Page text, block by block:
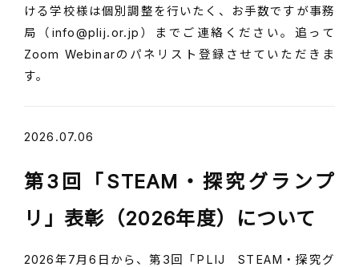
ける学校様は個別調整を行いたく、お手数ですが事務
局（info@plij.or.jp）までご連絡ください。追って
Zoom Webinarのパネリスト登録させていただきま
す。
2026.07.06
第3回「STEAM・探究グランプ
リ」表彰（2026年度）について
2026年7月6日から、第3回「PLIJ STEAM・探究グ